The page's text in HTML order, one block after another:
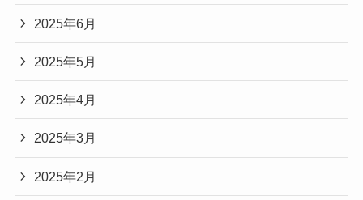
2025年6月
2025年5月
2025年4月
2025年3月
2025年2月